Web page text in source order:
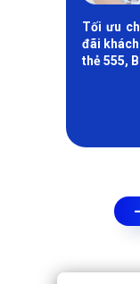
Tối ưu
đãi
thẻ 555,